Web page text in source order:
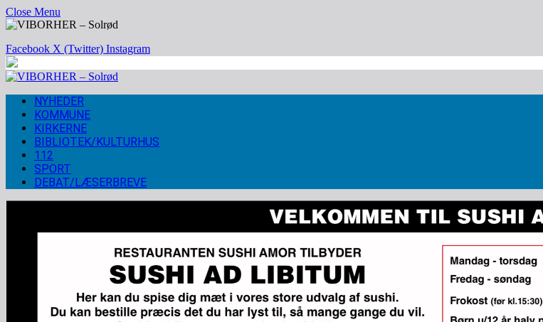
Close Menu
Facebook X (Twitter) Instagram
NYHEDER
KOMMUNE
KIRKERNE
BIBLIOTEK/KULTURHUS
112
SPORT
DEBAT/LÆSERBREVE